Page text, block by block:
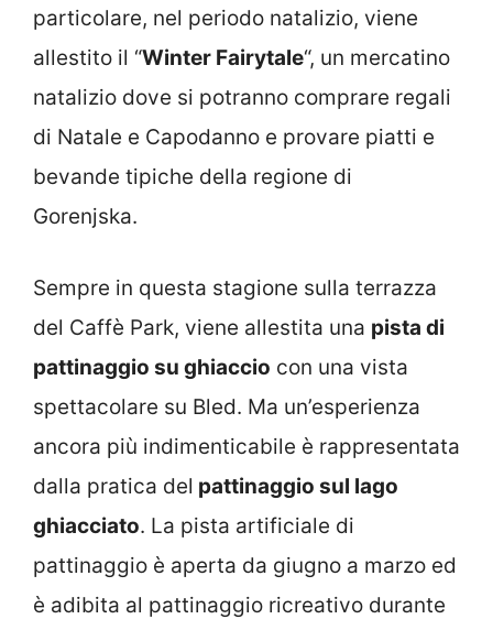
particolare, nel periodo natalizio, viene
allestito il “Winter Fairytale“, un mercatino
natalizio dove si potranno comprare regali
di Natale e Capodanno e provare piatti e
bevande tipiche della regione di
Gorenjska.
Sempre in questa stagione sulla terrazza
del Caffè Park, viene allestita una pista di
pattinaggio su ghiaccio con una vista
spettacolare su Bled. Ma un’esperienza
ancora più indimenticabile è rappresentata
dalla pratica del pattinaggio sul lago
ghiacciato. La pista artificiale di
pattinaggio è aperta da giugno a marzo ed
è adibita al pattinaggio ricreativo durante